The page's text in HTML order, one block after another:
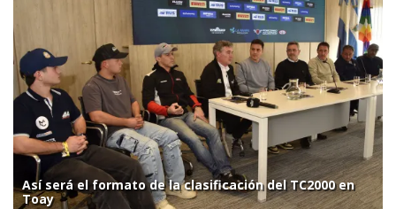
Así será el formato de la clasificación del TC2000 en
Toay